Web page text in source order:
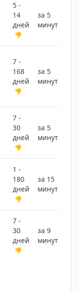
5 -
14
дней
👎
за 5
минут
7 -
168
дней
👎
за 5
минут
7 -
30
дней
👎
за 5
минут
1 -
180
дней
👎
за 15
минут
7 -
30
дней
👎
за 9
минут